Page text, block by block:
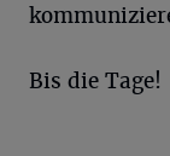
Bis die Tage!